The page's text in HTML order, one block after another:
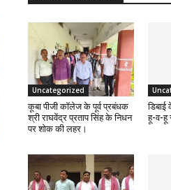
Uncategorized
कूबा पीजी कॉलेज के पूर्व प्रबंधक
श्री राघवेंद्र प्रताप सिंह के निधन
पर शोक की लहर।
हू-व-हू